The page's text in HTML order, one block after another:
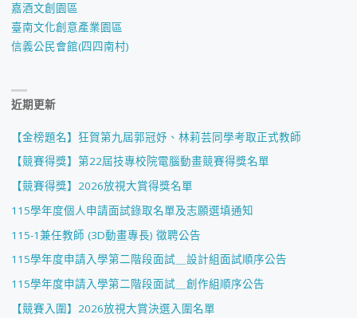
嘉酒文創園區
臺南文化創意產業園區
信義公民會館(四四南村)
近期更新
【金榜題名】狂賀第九屆郭冠妤、林莉芸同學考取正式教師
【競賽得獎】第22屆技專校院電腦動畫競賽得獎名單
【競賽得獎】2026放視大賞得獎名單
115學年度個人申請面試錄取名單及志願選填通知
115-1兼任教師 (3D動畫專長) 徵聘公告
115學年度申請入學第二階段面試＿設計組面試順序公告
115學年度申請入學第二階段面試＿創作組順序公告
【競賽入圍】2026放視大賞決選入圍名單